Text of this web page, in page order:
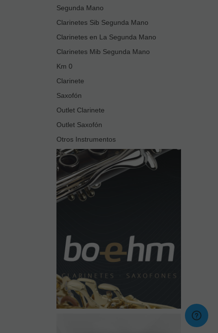
Segunda Mano
Clarinetes Sib Segunda Mano
Clarinetes en La Segunda Mano
Clarinetes Mib Segunda Mano
Km 0
Clarinete
Saxofón
Outlet Clarinete
Outlet Saxofón
Otros Instrumentos